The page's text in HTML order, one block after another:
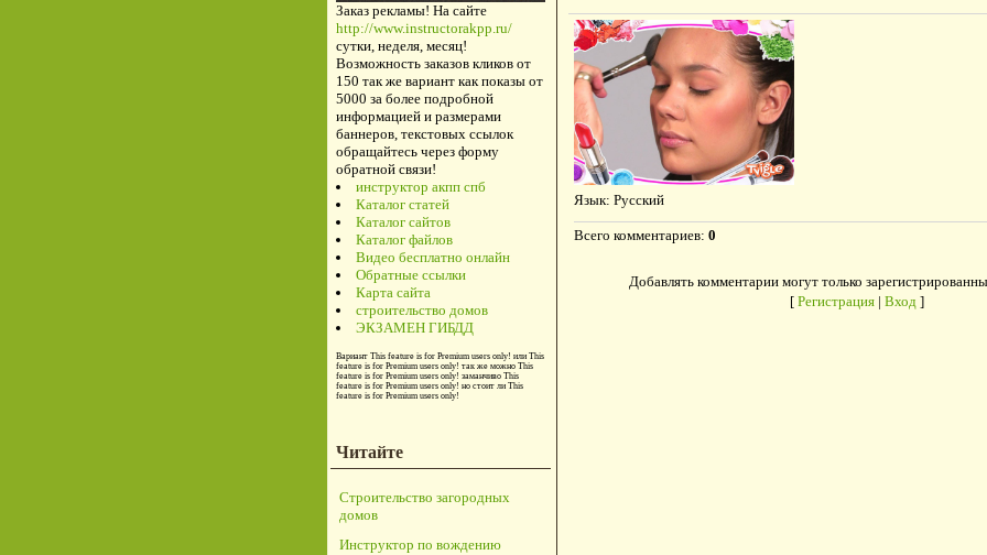
Заказ рекламы! На сайте
http://www.instructorakpp.ru/
сутки, неделя, месяц!
Возможность заказов кликов от
150 так же вариант как показы от
5000 за более подробной
информацией и размерами
баннеров, текстовых ссылок
обращайтесь через форму
обратной связи!
инструктор акпп спб
Каталог статей
Каталог сайтов
Каталог файлов
Видео бесплатно онлайн
Обратные ссылки
Карта сайта
строительство домов
ЭКЗАМЕН ГИБДД
Вариант This feature is for Premium users only! или This
feature is for Premium users only! так же можно This
feature is for Premium users only! заманчиво This
feature is for Premium users only! но стоит ли This
feature is for Premium users only!
Читайте
Строительство загородных
домов
Инструктор по вождению
Язык: Русский
Всего комментариев: 0
Добавлять комментарии могут только
[ Регистрация| Вход]